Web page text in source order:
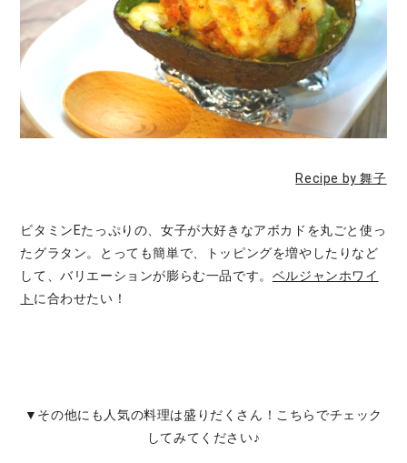
Recipe by 舞子
ビタミンEたっぷりの、女子が大好きなアボカドを丸ごと使っ
たグラタン。とっても簡単で、トッピングを増やしたりなど
して、バリエーションが膨らむ一品です。 ベルジャンホワイ
ト に合わせたい！
▼その他にも人気の料理は盛りだくさん！こちらでチェック
してみてください♪